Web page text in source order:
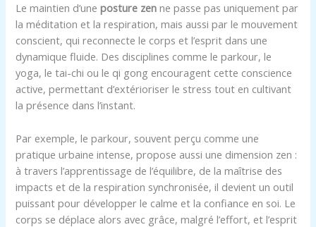
Le maintien d’uneposture zen ne passe pas uniquement par
la méditation et la respiration, mais aussi par le mouvement
conscient, qui reconnecte le corps et l’esprit dans une
dynamique fluide. Des disciplines comme le parkour, le
yoga, le tai-chi ou le qi gong encouragent cette conscience
active, permettant d’extérioriser le stress tout en cultivant
la présence dans l’instant.
Par exemple, le parkour, souvent perçu comme une
pratique urbaine intense, propose aussi une dimension zen :
à travers l’apprentissage de l’équilibre, de la maîtrise des
impacts et de la respiration synchronisée, il devient un outil
puissant pour développer le calme et la confiance en soi. Le
corps se déplace alors avec grâce, malgré l’effort, et l’esprit